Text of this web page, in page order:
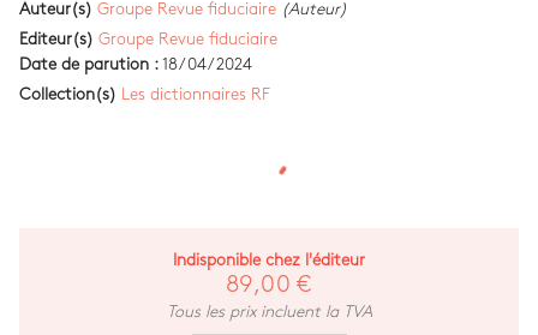
Auteur(s) Groupe Revue fiduciaire (Auteur)
Editeur(s) Groupe Revue fiduciaire
Date de parution : 18/04/2024
Collection(s)
Les dictionnaires RF
Indisponible chez l'éditeur
89,00 €
Tous les prix incluent la TVA